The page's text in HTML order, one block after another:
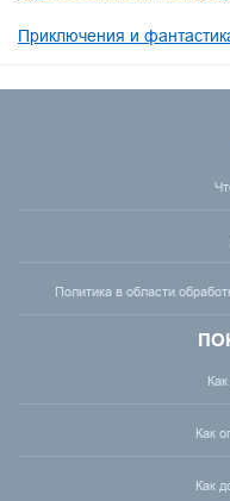
Приключения и
Политика в области
Как
Как